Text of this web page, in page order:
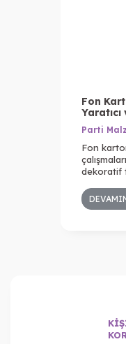
Fon
Parti
Fon
dekoratif
biridir.
ve